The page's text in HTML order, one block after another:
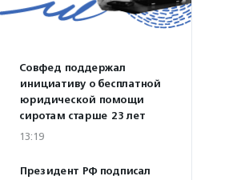
Совфед поддержал
инициативу о бесплатной
юридической помощи
сиротам старше 23 лет
13:19
Президент РФ подписал